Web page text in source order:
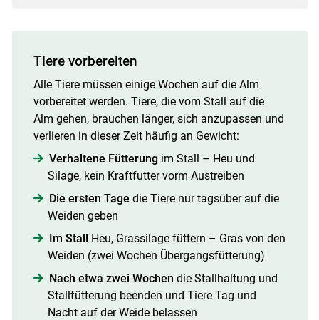
Tiere vorbereiten
Alle Tiere müssen einige Wochen auf die Alm
vorbereitet werden. Tiere, die vom Stall auf die
Alm gehen, brauchen länger, sich anzupassen und
verlieren in dieser Zeit häufig an Gewicht:
Verhaltene Fütterung im Stall – Heu und
Silage, kein Kraftfutter vorm Austreiben
Die ersten Tage die Tiere nur tagsüber auf die
Weiden geben
Im Stall Heu, Grassilage füttern – Gras von den
Weiden (zwei Wochen Übergangsfütterung)
Nach etwa zwei Wochen die Stallhaltung und
Stallfütterung beenden und Tiere Tag und
Nacht auf der Weide belassen